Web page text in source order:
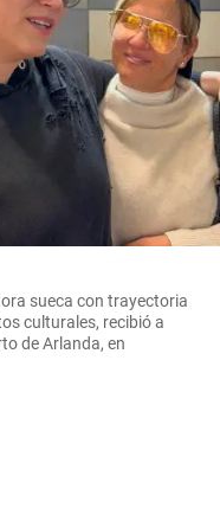
sueca con trayectoria
culturales, recibió a
de Arlanda, en